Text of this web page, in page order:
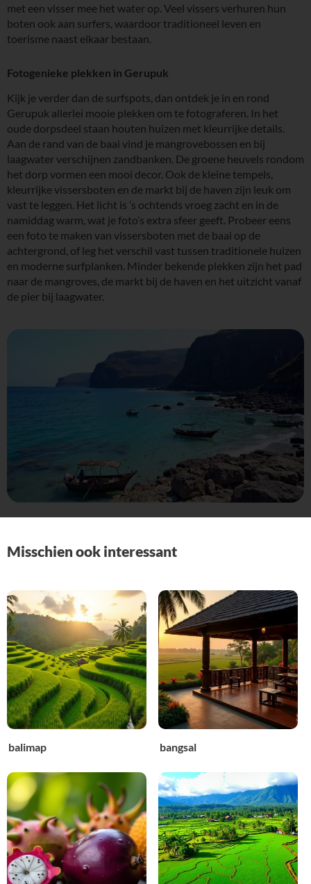
met een visser mee het water op. Veel vissers verhuren hun
boten ook aan surfers, waardoor traditioneel leven en
toerisme naast elkaar bestaan.
Fotogenieke plekken in Gerupuk
Kijk je verder dan de surfspots, dan ontdek je in en rond
Gerupuk allerlei mooie plekken om te fotograferen. In het
oude dorpsdeel staan houten huizen met kleurrijke details.
Aan de rand van de baai vind je mangrovebossen en bij
laagwater verschijnen zandbanken. De groene heuvels rondom
het dorp vormen een mooi decor. Ook de kleine tempels,
kleurrijke vissersboten en de markt bij de haven zijn leuk om
vast te leggen. Het licht is ’s ochtends vroeg zacht en in de
namiddag warm, wat je foto’s extra sfeer geeft. Probeer eens
een foto te maken van vissersboten met de baai op de
achtergrond, of leg het verschil vast tussen traditionele huizen
en moderne surfplanken. Minder bekende plekken zijn het pad
naar de mangroves, de markt bij de haven en het uitzicht vanaf
de pier bij laagwater.
Misschien ook interessant
balimap bangsal